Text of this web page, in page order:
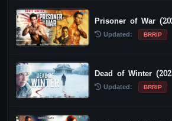
Prisoner of War
Updated: BRRIP
Dead of Winter
Updated: BRRIP